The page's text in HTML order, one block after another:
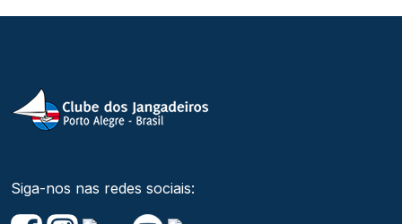
Siga-nos nas redes sociais: